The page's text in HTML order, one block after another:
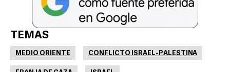
TEMAS
MEDIO ORIENTE CONFLICTO ISRAEL-PALESTINA